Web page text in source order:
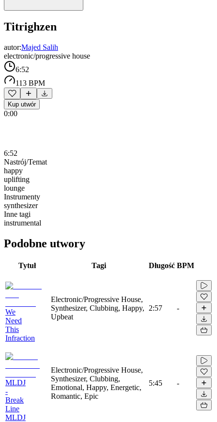
Titrighzen
autor:Majed Salih
electronic/progressive house
6:52
113 BPM
Kup utwór
0:00
6:52
Nastrój/Temat
happy
uplifting
lounge
Instrumenty
synthesizer
Inne tagi
instrumental
Podobne utwory
Tytuł Tagi Długość BPM
We
Need
This
Infraction
Electronic/Progressive House,
Synthesizer, Clubbing, Happy,
Upbeat
2:57 -
MLDJ
-
Break
Line
MLDJ
Electronic/Progressive House,
Synthesizer, Clubbing,
Emotional, Happy, Energetic,
Romantic, Epic
5:45 -